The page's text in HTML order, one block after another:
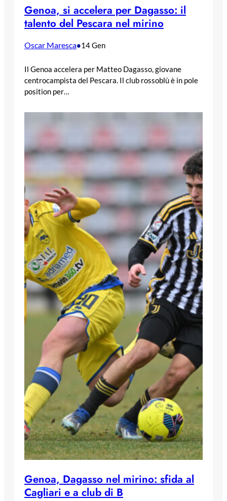
Genoa, si accelera per Dagasso: il
talento del Pescara nel mirino
Oscar Maresca•14 Gen
Il Genoa accelera per Matteo Dagasso, giovane
centrocampista del Pescara. Il club rossoblù è in pole
position per…
Genoa, Dagasso nel mirino: sfida al
Cagliari e a club di B